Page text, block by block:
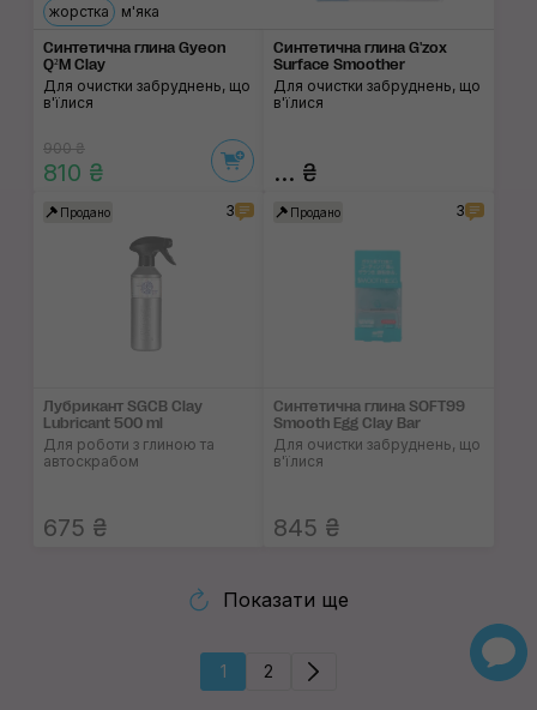
жорстка м'яка
Синтетична глина Gyeon
Q²M Clay
Для очистки забруднень, що
в'їлися
900 ₴
810 ₴
Синтетична глина G'zox
Surface Smoother
Для очистки забруднень, що
в'їлися
... ₴
Продано 3
Лубрикант SGCB Clay
Lubricant 500 ml
Для роботи з глиною та
автоскрабом
675 ₴
Продано 3
Синтетична глина SOFT99
Smooth Egg Clay Bar
Для очистки забруднень, що
в'їлися
845 ₴
Показати ще
1 2